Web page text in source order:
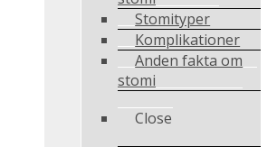
Stomityper
Komplikationer
Anden fakta om
stomi
Close